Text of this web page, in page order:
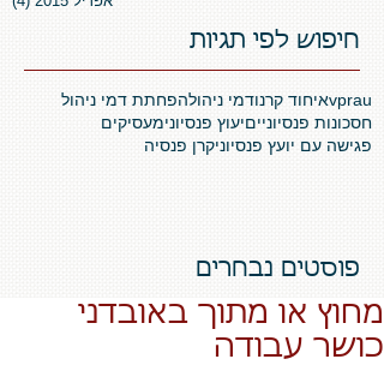
חיפוש לפי תגיות
vprauאיחוד קרנודמי ניהולהפחתת דמי ניהול
חסכונות פנסיונייםיעוץ פנסיונימעסיקים
פגישה עם יועץ פנסיוניקרן פנסיה
פוסטים נבחרים
מחוץ או מתוך באובדני
כושר עבודה